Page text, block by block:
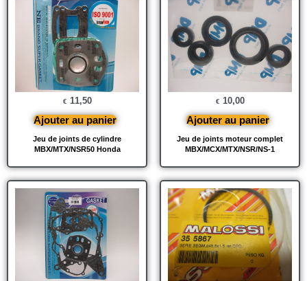
Jeu de joints de cylindre
MBX/MTX/NSR50 Honda
€ 11,50
Ajouter au panier
Jeu de joints moteur complet
MBX/MCX/MTX/NSR/NS-1
€ 10,00
Ajouter au panier